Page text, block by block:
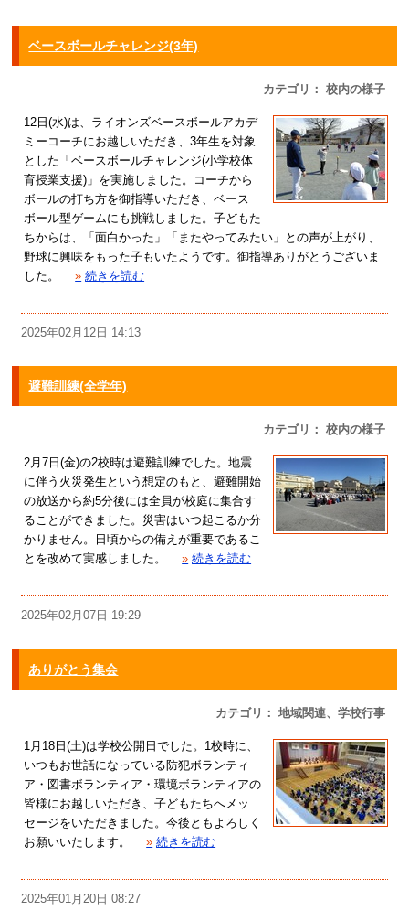
ベースボールチャレンジ(3年)
カテゴリ： 校内の様子
12日(水)は、ライオンズベースボールアカデ
ミーコーチにお越しいただき、3年生を対象
とした「ベースボールチャレンジ(小学校体
育授業支援)」を実施しました。コーチから
ボールの打ち方を御指導いただき、ベース
ボール型ゲームにも挑戦しました。子どもた
ちからは、「面白かった」「またやってみたい」との声が上がり、
野球に興味をもった子もいたようです。御指導ありがとうございま
した。
» 続きを読む
2025年02月12日 14:13
避難訓練(全学年)
カテゴリ： 校内の様子
2月7日(金)の2校時は避難訓練でした。地震
に伴う火災発生という想定のもと、避難開始
の放送から約5分後には全員が校庭に集合す
ることができました。災害はいつ起こるか分
かりません。日頃からの備えが重要であるこ
とを改めて実感しました。
» 続きを読む
2025年02月07日 19:29
ありがとう集会
カテゴリ： 地域関連、学校行事
1月18日(土)は学校公開日でした。1校時に、
いつもお世話になっている防犯ボランティ
ア・図書ボランティア・環境ボランティアの
皆様にお越しいただき、子どもたちへメッ
セージをいただきました。今後ともよろしく
お願いいたします。
» 続きを読む
2025年01月20日 08:27